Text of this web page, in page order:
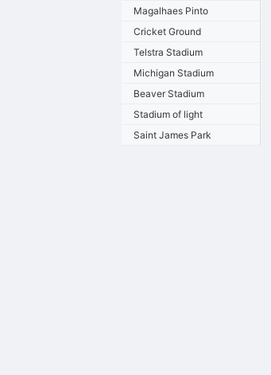
Magalhaes Pinto
Cricket Ground
Telstra Stadium
Michigan Stadium
Beaver Stadium
Stadium of light
Saint James Park